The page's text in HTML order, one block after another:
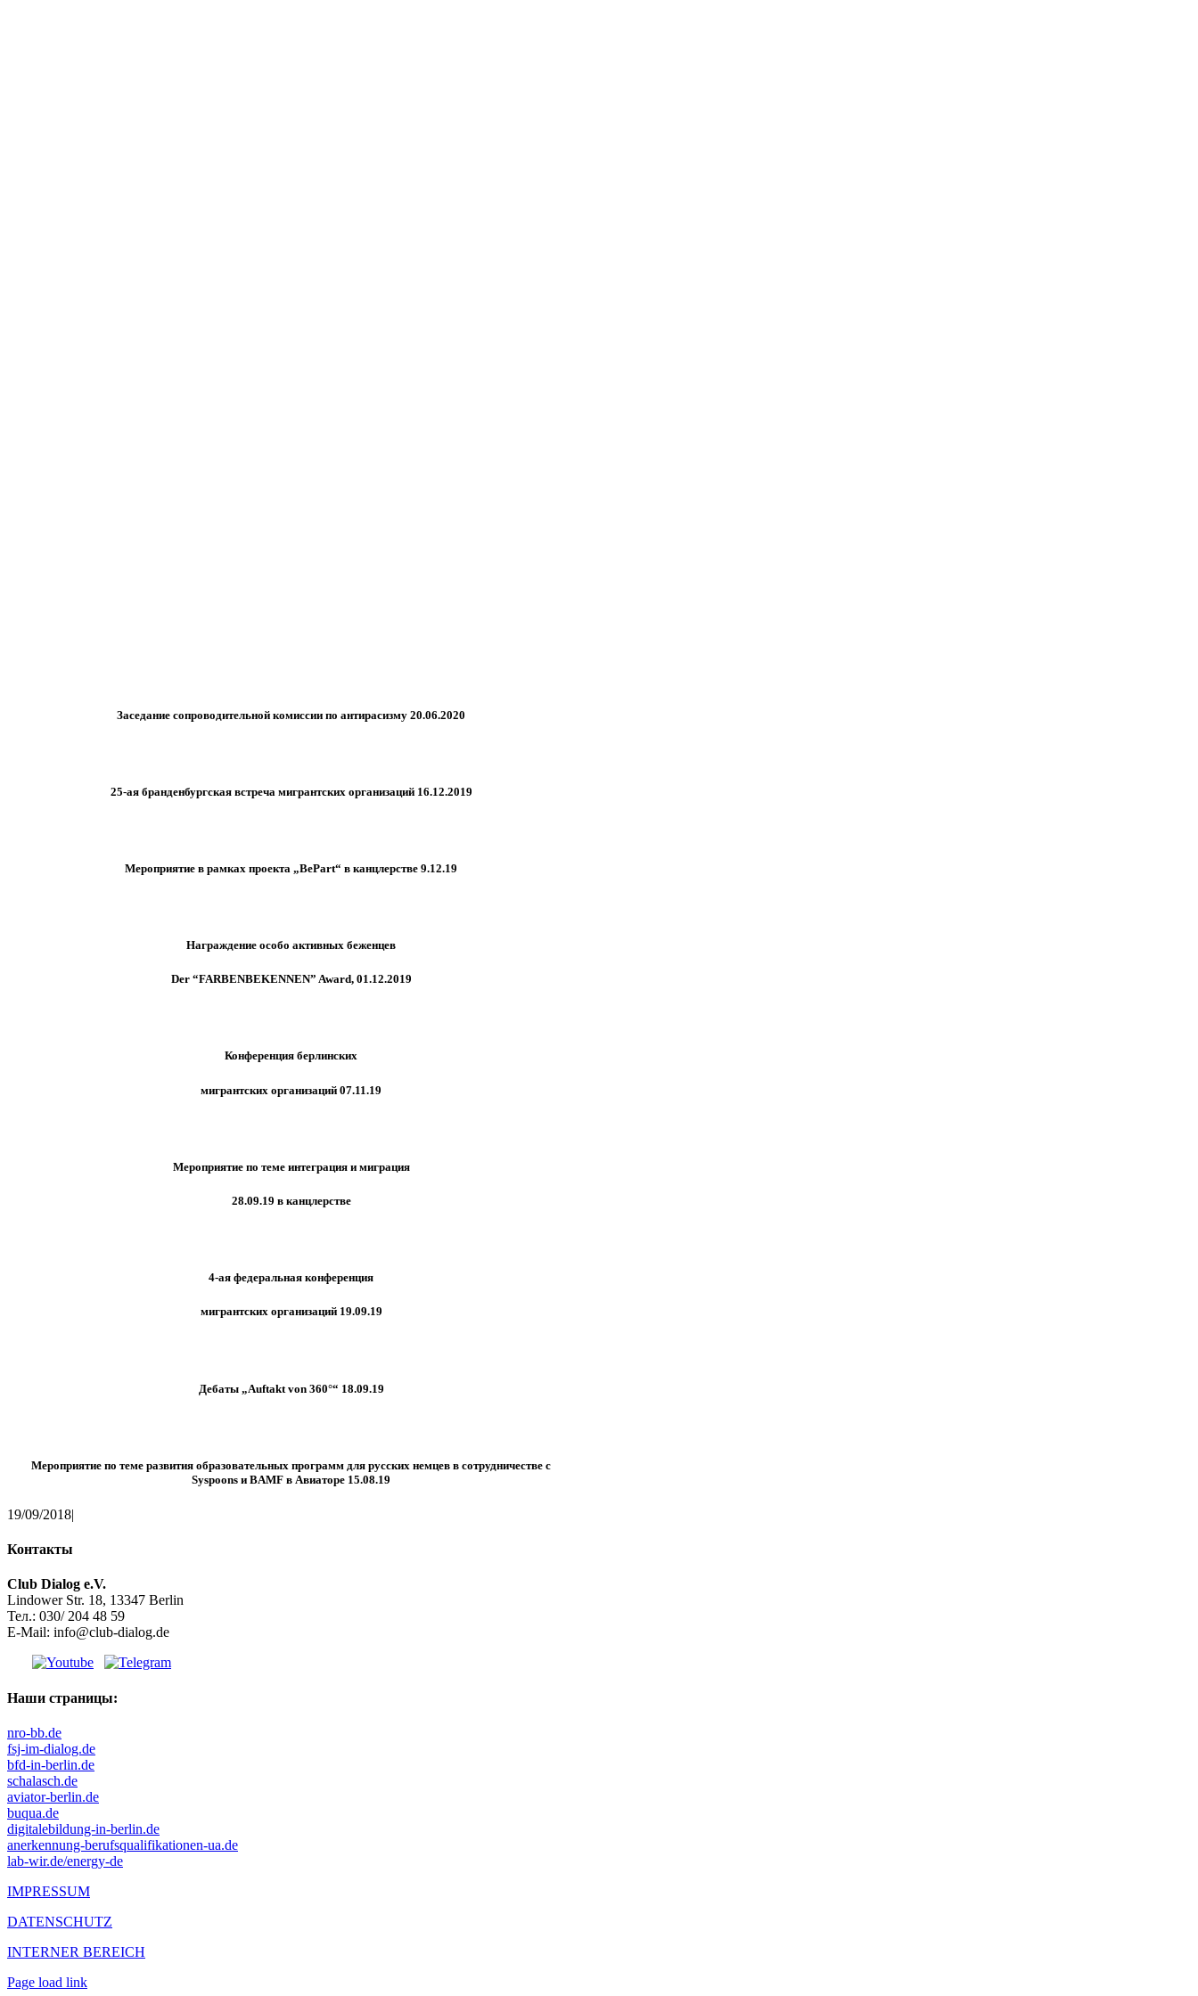
Заседание сопроводительной комиссии по антирасизму 20.06.2020
25-ая бранденбургская встреча мигрантских организаций 16.12.2019
Мероприятие в рамках проекта „BePart“ в канцлерстве 9.12.19
Награждение особо активных беженцев
Der “FARBENBEKENNEN” Award, 01.12.2019
Конференция берлинских
мигрантских организаций 07.11.19
Мероприятие по теме интеграция и миграция
28.09.19 в канцлерстве
4-ая федеральная конференция
мигрантских организаций 19.09.19
Дебаты „Auftakt von 360°“ 18.09.19
Мероприятие по теме развития образовательных программ для русских немцев в сотрудничестве с
Syspoons и BAMF в Авиаторе 15.08.19
19/09/2018|
Контакты
Club Dialog e.V.
Lindower Str. 18, 13347 Berlin
Тел.: 030/ 204 48 59
E-Mail: info@club-dialog.de
Наши страницы:
nro-bb.de
fsj-im-dialog.de
bfd-in-berlin.de
schalasch.de
aviator-berlin.de
buqua.de
digitalebildung-in-berlin.de
anerkennung-berufsqualifikationen-ua.de
lab-wir.de/energy-de
IMPRESSUM
DATENSCHUTZ
INTERNER BEREICH
Page load link